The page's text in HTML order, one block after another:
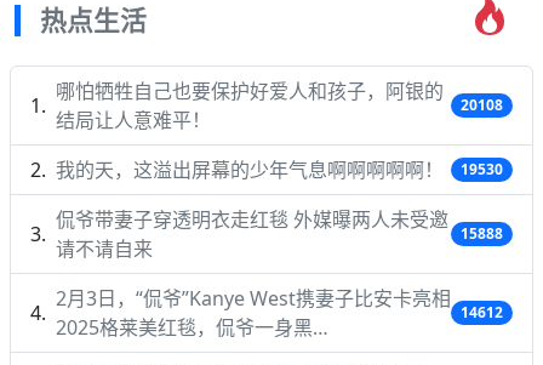
热点生活
哪怕牺牲自己也要保护好爱人和孩子，阿银的
结局让人意难平！
20108
我的天，这溢出屏幕的少年气息啊啊啊啊啊！ 19530
侃爷带妻子穿透明衣走红毯 外媒曝两人未受邀
请不请自来
15888
2月3日，“侃爷”Kanye West携妻子比安卡亮相
2025格莱美红毯，侃爷一身黑…
14612